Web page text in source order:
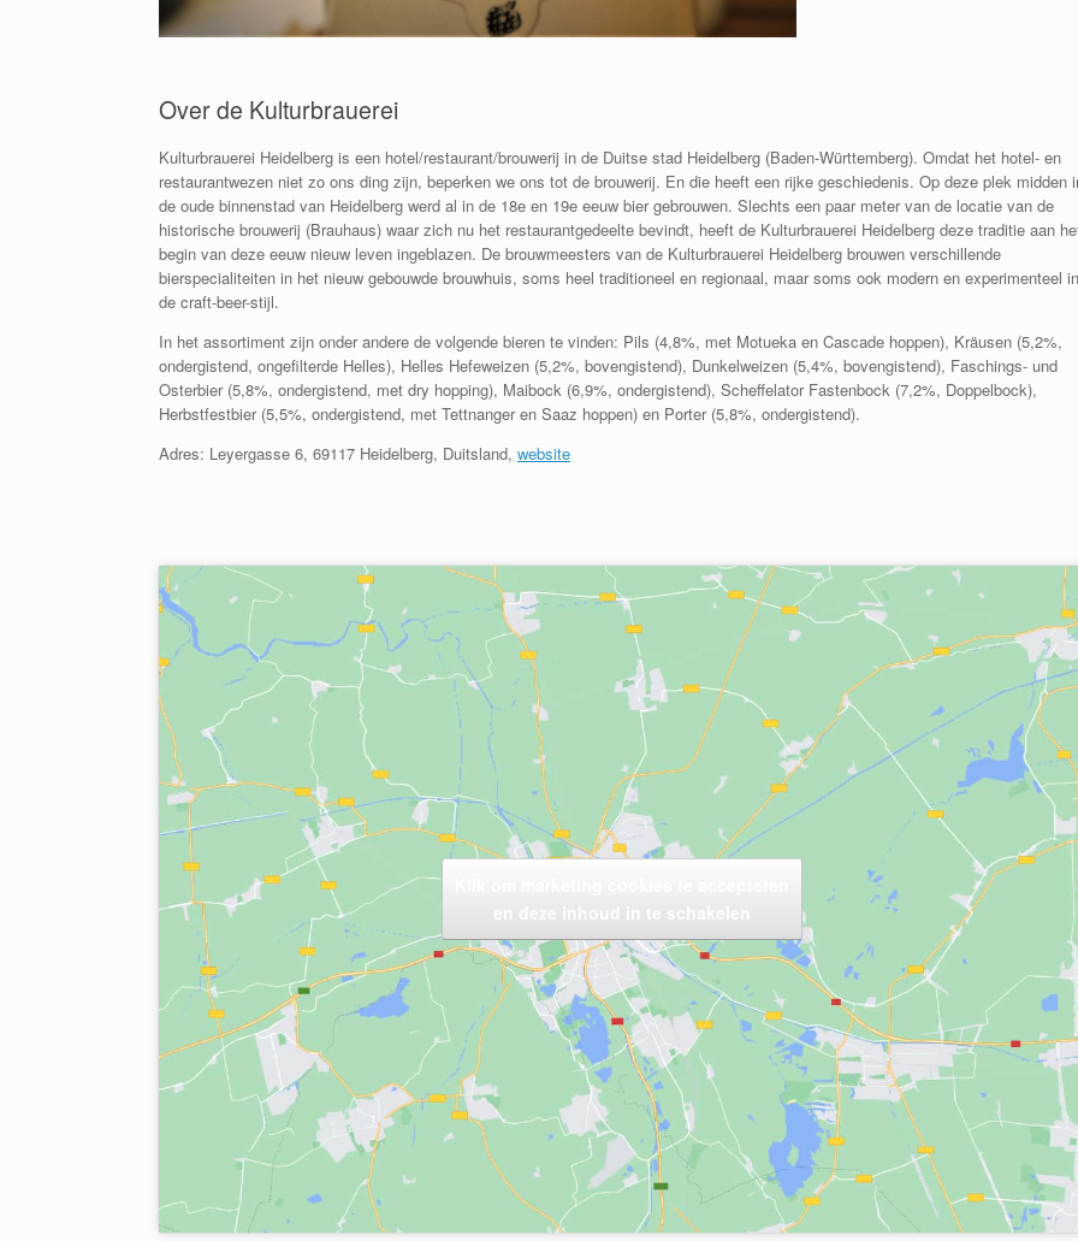
Over de Kulturbrauerei
Kulturbrauerei Heidelberg is een hotel/restaurant/brouwerij in de Duitse stad Heidelberg (Baden-Württemberg). Omdat het hotel- en
restaurantwezen niet zo ons ding zijn, beperken we ons tot de brouwerij. En die heeft een rijke geschiedenis. Op deze plek midden
de oude binnenstad van Heidelberg werd al in de 18e en 19e eeuw bier gebrouwen. Slechts een paar meter van de locatie van de
historische brouwerij (Brauhaus) waar zich nu het restaurantgedeelte bevindt, heeft de Kulturbrauerei Heidelberg deze traditie aan
begin van deze eeuw nieuw leven ingeblazen. De brouwmeesters van de Kulturbrauerei Heidelberg brouwen verschillende
bierspecialiteiten in het nieuw gebouwde brouwhuis, soms heel traditioneel en regionaal, maar soms ook modern en experimenteel in
de craft-beer-stijl.
In het assortiment zijn onder andere de volgende bieren te vinden: Pils (4,8%, met Motueka en Cascade hoppen), Kräusen (5,2%,
ondergistend, ongefilterde Helles), Helles Hefeweizen (5,2%, bovengistend), Dunkelweizen (5,4%, bovengistend), Faschings- und
Osterbier (5,8%, ondergistend, met dry hopping), Maibock (6,9%, ondergistend), Scheffelator Fastenbock (7,2%, Doppelbock),
Herbstfestbier (5,5%, ondergistend, met Tettnanger en Saaz hoppen) en Porter (5,8%, ondergistend).
Adres: Leyergasse 6, 69117 Heidelberg, Duitsland, website
en deze inhoud in te schakelen